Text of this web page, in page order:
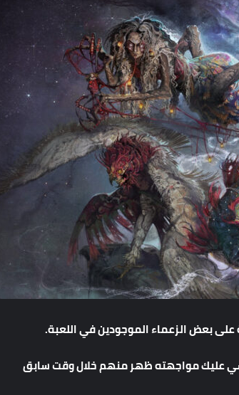
علىبعضالزعماءالموجودينفياللعبة.
عليكمواجهتهظهرمنهمخلالوقتسابق